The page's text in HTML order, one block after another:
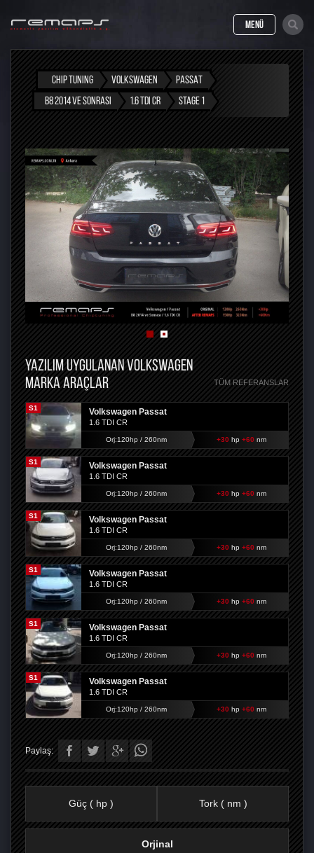
MENÜ
CHIP TUNING VOLKSWAGEN
PASSAT
B8 2014 VE SONRASI
1.6 TDI CR STAGE 1
YAZILIM UYGULANAN VOLKSWAGEN
MARKA ARAÇLAR
TÜM REFERANSLAR
S1 Volkswagen Passat
1.6 TDI CR
Orj:120hp / 260nm +30 hp +60 nm
S1 Volkswagen Passat
1.6 TDI CR
Orj:120hp / 260nm +30 hp +60 nm
S1 Volkswagen Passat
1.6 TDI CR
Orj:120hp / 260nm +30 hp +60 nm
S1 Volkswagen Passat
1.6 TDI CR
Orj:120hp / 260nm +30 hp +60 nm
S1 Volkswagen Passat
1.6 TDI CR
Orj:120hp / 260nm +30 hp +60 nm
S1 Volkswagen Passat
1.6 TDI CR
Orj:120hp / 260nm +30 hp +60 nm
Paylaş:
Güç ( hp ) Tork ( nm )
Orjinal